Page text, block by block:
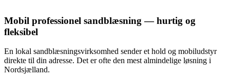
Mobil professionel sandblæsning — hurtig og
fleksibel
En lokal sandblæsningsvirksomhed sender et hold og mobiludstyr
direkte til din adresse. Det er ofte den mest almindelige løsning i
Nordsjælland.